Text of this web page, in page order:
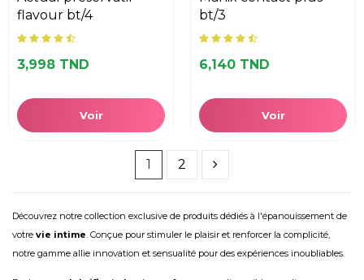
flavour bt/4
3,998 TND
Voir
bt/3
6,140 TND
Voir
1 2
Découvrez notre collection exclusive de produits dédiés à l'épanouissement de
votre vie intime. Conçue pour stimuler le plaisir et renforcer la complicité,
notre gamme allie innovation et sensualité pour des expériences inoubliables.